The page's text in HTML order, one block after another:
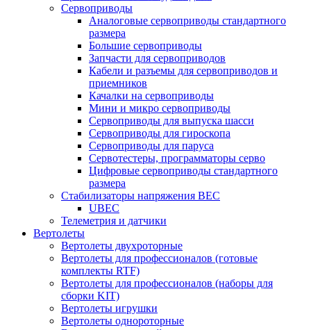
Сервоприводы
Аналоговые сервоприводы стандартного
размера
Большие сервоприводы
Запчасти для сервоприводов
Кабели и разъемы для сервоприводов и
приемников
Качалки на сервоприводы
Мини и микро сервоприводы
Сервоприводы для выпуска шасси
Сервоприводы для гироскопа
Сервоприводы для паруса
Сервотестеры, программаторы серво
Цифровые сервоприводы стандартного
размера
Стабилизаторы напряжения BEC
UBEC
Телеметрия и датчики
Вертолеты
Вертолеты двухроторные
Вертолеты для профессионалов (готовые
комплекты RTF)
Вертолеты для профессионалов (наборы для
сборки KIT)
Вертолеты игрушки
Вертолеты однороторные